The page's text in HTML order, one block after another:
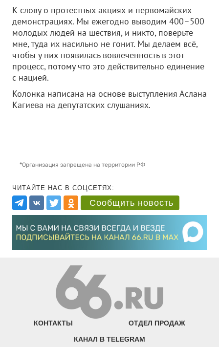
К слову о протестных акциях и первомайских
демонстрациях. Мы ежегодно выводим 400–500
молодых людей на шествия, и никто, поверьте
мне, туда их насильно не гонит. Мы делаем всё,
чтобы у них появилась вовлеченность в этот
процесс, потому что это действительно единение
с нацией.
Колонка написана на основе выступления Аслана
Кагиева на депутатских слушаниях.
*Организация запрещена на территории РФ
ЧИТАЙТЕ НАС В СОЦСЕТЯХ:
Сообщить новость
КОНТАКТЫ ОТДЕЛ ПРОДАЖ
КАНАЛ В TELEGRAM